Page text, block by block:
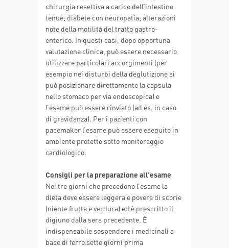
chirurgia resettiva a carico dell’intestino
tenue; diabete con neuropatia; alterazioni
note della motilità del tratto gastro-
enterico. In questi casi, dopo opportuna
valutazione clinica, può essere necessario
utilizzare particolari accorgimenti (per
esempio nei disturbi della deglutizione si
può posizionare direttamente la capsula
nello stomaco per via endoscopica) o
l’esame può essere rinviato (ad es. in caso
di gravidanza). Per i pazienti con
pacemaker l’esame può essere eseguito in
ambiente protetto sotto monitoraggio
cardiologico.
Consigli per la preparazione all’esame
Nei tre giorni che precedono l’esame la
dieta deve essere leggera e povera di scorie
(niente frutta e verdura) ed è prescritto il
digiuno dalla sera precedente. È
indispensabile sospendere i medicinali a
base di ferro sette giorni prima